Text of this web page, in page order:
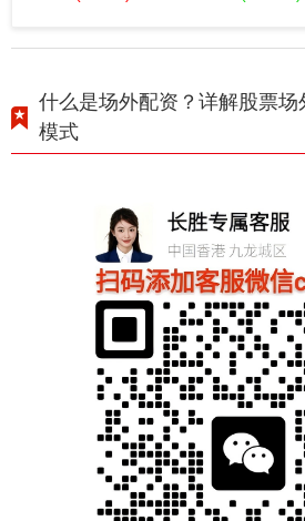
什么是场外配资？详解股票
模式